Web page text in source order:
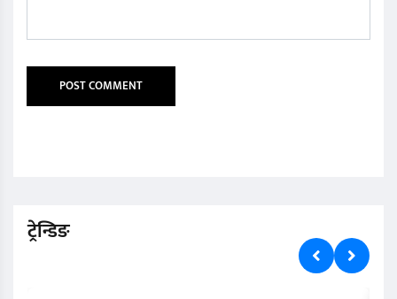
ट्रेन्डिङ